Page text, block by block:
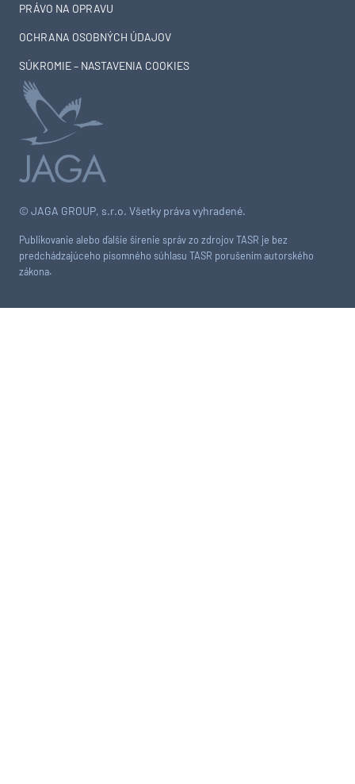
© JAGA GROUP, s.r.o. Všetky práva vyhradené.
Publikovanie alebo ďalšie šírenie správ zo zdrojov TASR je bez
predchádzajúceho písomného súhlasu TASR porušením autorského
zákona.
PRÁVO NA OPRAVU
OCHRANA OSOBNÝCH ÚDAJOV
SÚKROMIE – NASTAVENIA COOKIES